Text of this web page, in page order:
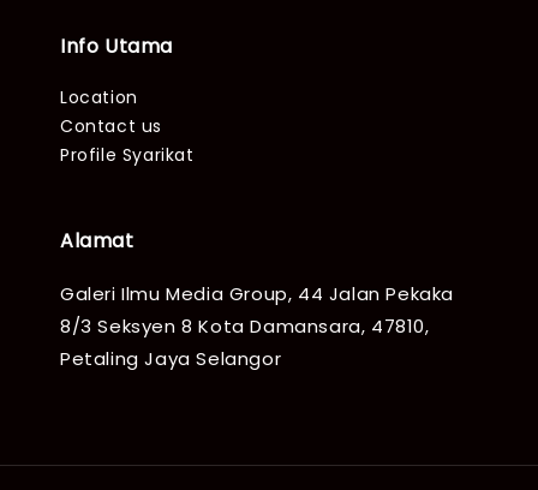
Info Utama
Location
Contact us
Profile Syarikat
Alamat
Galeri Ilmu Media Group, 44 Jalan Pekaka
8/3 Seksyen 8 Kota Damansara, 47810,
Petaling Jaya Selangor